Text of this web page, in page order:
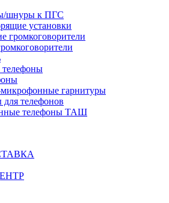
шнуры к ПГС
установки
громкоговорители
гарнитуры
для телефонов
телефоны ТАШ